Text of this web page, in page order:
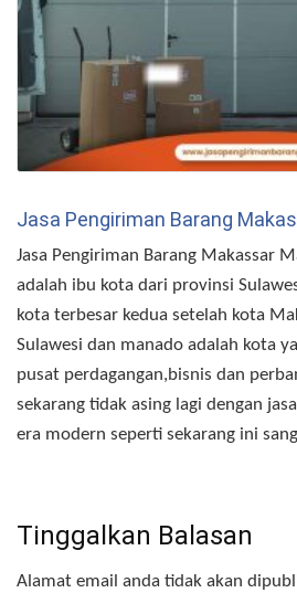
Jasa Pengiriman Barang
Jasa Pengiriman Barang Makassar
adalah ibu kota dari provinsi
kota terbesar kedua setelah kota
Sulawesi dan manado adalah kota
pusat perdagangan,bisnis dan
sekarang tidak asing lagi dengan
era modern seperti sekarang ini
Tinggalkan Balasan
Alamat email anda tidak akan